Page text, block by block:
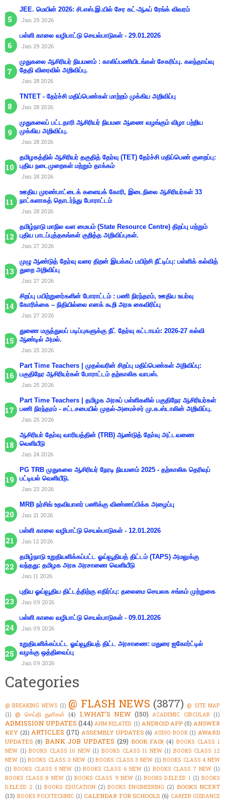
JEE. மெயின் 2026: சி.எஸ்.இ.யில் சேர கட்-ஆஃப் ரேங்க் விவரம்
Jan 29 2026
பள்ளி காலை வழிபாட்டு செயல்பாடுகள் - 29.01.2026
Jan 29 2026
முதுகலை ஆசிரியர் நியமனம் : காலிப்பணியிடங்கள் சேகரிப்பு. கலந்தாய்வு
தேதி விரைவில் அறிவிப்பு.
Jan 28 2026
TNTET - தேர்ச்சி மதிப்பெண்கள் மாற்றம் முக்கிய அறிவிப்பு
Jan 28 2026
முதுகலைப் பட்டதாரி ஆசிரியர் நியமன ஆணை வழங்கும் விழா பற்றிய
முக்கிய அறிவிப்பு.
Jan 28 2026
தமிழகத்தில் ஆசிரியர் தகுதித் தேர்வு (TET) தேர்ச்சி மதிப்பெண் குறைப்பு:
புதிய நடைமுறைகள் மற்றும் தாக்கம்
Jan 28 2026
ஊதிய முரண்பாட்டைக் களையக் கோரி, இடைநிலை ஆசிரியர்கள் 33
நாட்களாகத் தொடர்ந்து போராட்டம்
Jan 28 2026
தமிழ்நாடு மாநில வள மையம் (State Resource Centre) திறப்பு மற்றும்
புதிய பாடப்புத்தகங்கள் குறித்த அறிவிப்புகள்.
Jan 27 2026
முழு ஆண்டுத் தேர்வு வரை திறன் இயக்கப் பயிற்சி நீட்டிப்பு: பள்ளிக் கல்வித்
துறை அறிவிப்பு
Jan 27 2026
சிறப்பு பயிற்றுனர்களின் போராட்டம் : பணி நிரந்தரம், ஊதிய உயர்வு
கோரிக்கை – நிதியில்லை எனக் கூறி அரசு கைவிரிப்பு
Jan 27 2026
துணை மருத்துவப் படிப்புகளுக்கு நீட் தேர்வு கட்டாயம்: 2026-27 கல்வி
ஆண்டில் அமல்.
Jan 25 2026
Part Time Teachers | முதல்வரின் சிறப்பு மதிப்பெண்கள் அறிவிப்பு:
பகுதிநேர ஆசிரியர்கள் போராட்டம் தற்காலிக வாபஸ்.
Jan 25 2026
Part Time Teachers | தமிழக அரசுப் பள்ளிகளில் பகுதிநேர ஆசிரியர்கள்
பணி நிரந்தரம் - சட்டசபையில் முதல்-அமைச்சர் மு.க.ஸ்டாலின் அறிவிப்பு.
Jan 25 2026
ஆசிரியா் தோ்வு வாரியத்தின் (TRB) ஆண்டுத் தோ்வு அட்டவணை
வெளியீடு
Jan 24 2026
PG TRB முதுகலை ஆசிரியர் நேரடி நியமனம் 2025 - தற்காலிக தெரிவுப்
பட்டியல் வெளியீடு.
Jan 23 2026
MRB நர்சிங் உதவியாளர் பணிக்கு விண்ணப்பிக்க அழைப்பு
Jan 21 2026
பள்ளி காலை வழிபாட்டு செயல்பாடுகள் - 12.01.2026
Jan 12 2026
தமிழ்நாடு உறுதியளிக்கப்பட்ட ஓய்வூதியத் திட்டம் (TAPS) அமலுக்கு
வந்தது: தமிழக அரசு அரசாணை வெளியீடு
Jan 11 2026
புதிய ஓய்வூதிய திட்டத்திற்கு எதிர்ப்பு: தலைமை செயலக சங்கம் முற்றுகை
Jan 09 2026
பள்ளி காலை வழிபாட்டு செயல்பாடுகள் - 09.01.2026
Jan 09 2026
உறுதியளிக்கப்பட்ட ஓய்வூதியத் திட்ட அரசாணை: மதுரை ஐகோர்ட்டில்
வழக்கு ஒத்திவைப்பு
Jan 09 2026
Categories
@ BREAKING NEWS (1) @ FLASH NEWS (3877) @ SITE MAP
(1) @ செய்தி துளிகள் (4) 1.WHAT'S NEW (150) ACADEMIC CIRCULAR (1)
ADMISSION UPDATES (144) AHM RELATED (1) ANDROID APP (5) ANSWER
KEY (21) ARTICLES (171) ASSEMBLY UPDATES (6) AUDIO BOOK (1) AWARD
UPDATES (8) BANK JOB UPDATES (29) BOOK FAIR (4) BOOKS CLASS 1
NEW (1) BOOKS CLASS 10 NEW (1) BOOKS CLASS 11 NEW (1) BOOKS CLASS 12
NEW (1) BOOKS CLASS 2 NEW (1) BOOKS CLASS 3 NEW (1) BOOKS CLASS 4 NEW
(1) BOOKS CLASS 5 NEW (1) BOOKS CLASS 6 NEW (1) BOOKS CLASS 7 NEW (1)
BOOKS CLASS 8 NEW (1) BOOKS CLASS 9 NEW (1) BOOKS D.ELE.ED 1 (1) BOOKS
D.ELE.ED 2 (1) BOOKS EDUCATION (2) BOOKS ENGINEERING (2) BOOKS NCERT
(13) BOOKS POLYTECHNIC (1) CALENDAR FOR SCHOOLS (6) CAREER GUIDANCE